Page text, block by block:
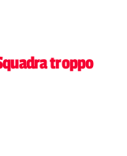
troppo